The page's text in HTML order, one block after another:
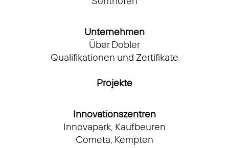
Unternehmen
Über Dobler
Qualifikationen und Zertifikate
Projekte
Innovationszentren
Innovapark, Kaufbeuren
Cometa, Kempten